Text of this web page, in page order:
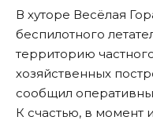
В хуторе Весёлая
беспилотного
территорию
хозяйственных
сообщил
К счастью, в момент